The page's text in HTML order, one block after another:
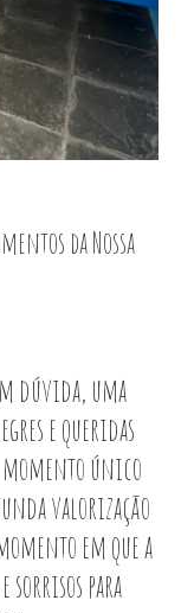
da Nossa
dúvida, uma
e queridas
momento único
valorização
em que a
sorrisos para